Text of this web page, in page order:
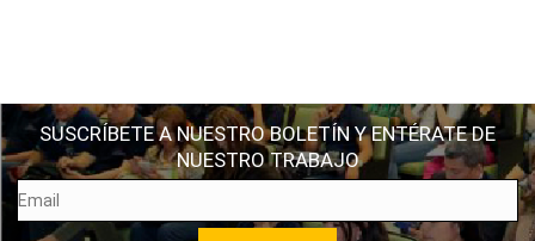
SUSCRÍBETE A NUESTRO BOLETÍN Y ENTÉRATE DE
NUESTRO TRABAJO